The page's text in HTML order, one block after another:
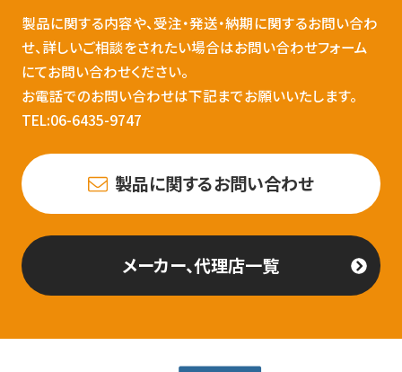
製品に関する内容や、受注・発送・納期に関するお問い合わ
せ、詳しいご相談をされたい場合はお問い合わせフォーム
にてお問い合わせください。
お電話でのお問い合わせは下記までお願いいたします。
TEL:06-6435-9747
製品に関するお問い合わせ
メーカー、代理店一覧